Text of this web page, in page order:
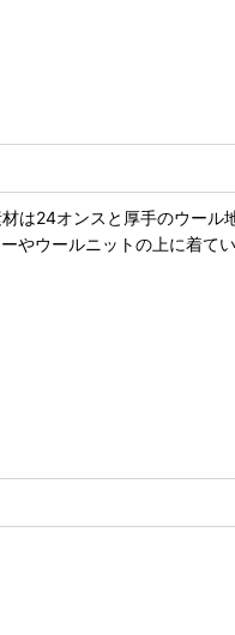
は24オンスと厚手のウール
やウールニットの上に着て